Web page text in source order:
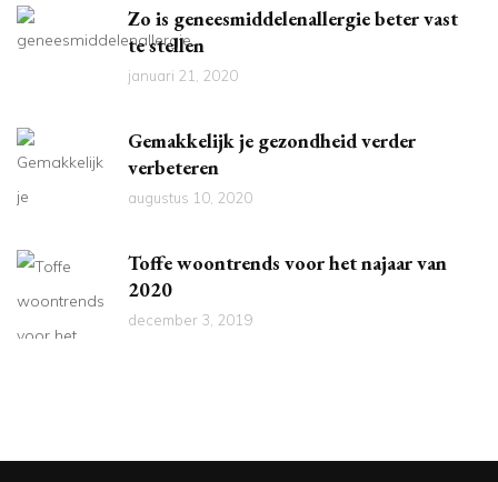
Zo is geneesmiddelenallergie beter vast
te stellen
januari 21, 2020
Gemakkelijk je gezondheid verder
verbeteren
augustus 10, 2020
Toffe woontrends voor het najaar van
2020
december 3, 2019